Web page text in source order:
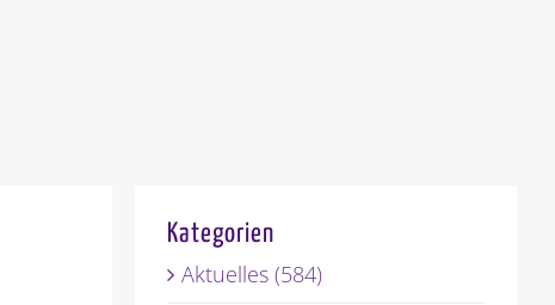
Kategorien
Aktuelles (584)